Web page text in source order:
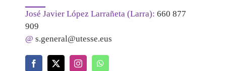
José Javier López Larrañeta (Larra): 660 877
909
@ s.general@utesse.eus